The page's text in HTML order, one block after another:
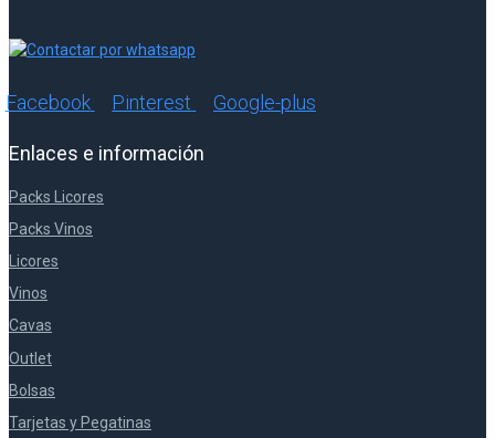
Facebook Pinterest Google-plus
Enlaces e información
Packs Licores
Packs Vinos
Licores
Vinos
Cavas
Outlet
Bolsas
Tarjetas y Pegatinas